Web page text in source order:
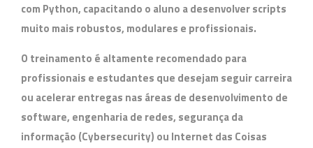
com Python, capacitando o aluno a desenvolver scripts
muito mais robustos, modulares e profissionais.
O treinamento é altamente recomendado para
profissionais e estudantes que desejam seguir carreira
ou acelerar entregas nas áreas de desenvolvimento de
software, engenharia de redes, segurança da
informação (Cybersecurity) ou Internet das Coisas